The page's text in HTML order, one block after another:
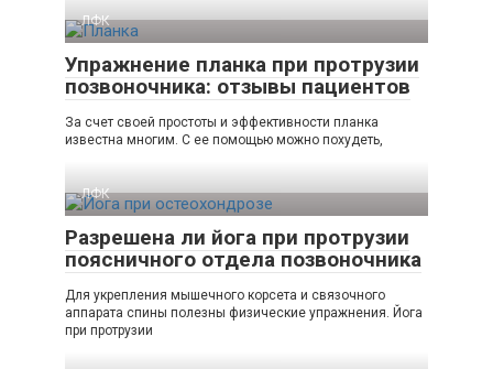
ЛФК
Упражнение планка при протрузии
позвоночника: отзывы пациентов
За счет своей простоты и эффективности планка
известна многим. С ее помощью можно похудеть,
ЛФК
Разрешена ли йога при протрузии
поясничного отдела позвоночника
Для укрепления мышечного корсета и связочного
аппарата спины полезны физические упражнения. Йога
при протрузии